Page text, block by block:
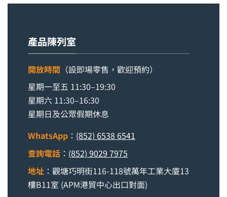
產品陳列室
開放時間 （設即場零售，歡迎預約）
星期一至五 11:30–19:30
星期六 11:30–16:30
星期日及公眾假期休息
WhatsApp ： (852) 6538 6541
查詢電話 ： (852) 9029 7975
地址 ：觀塘巧明街116-118號萬年工業大廈13
樓B11室 (APM港貿中心出口對面)